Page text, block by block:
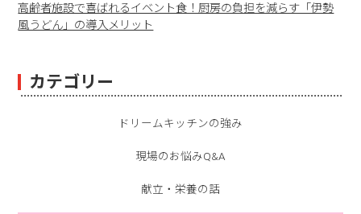
高齢者施設で喜ばれるイベント食！厨房の負担を減らす「伊勢
風うどん」の導入メリット
カテゴリー
ドリームキッチンの強み
現場のお悩みQ&A
献立・栄養の話